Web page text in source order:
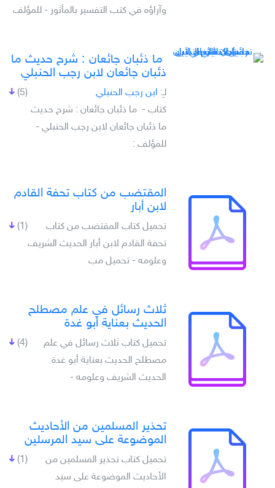
وآراؤه في كتب التفسير بالمأثور - للمؤلف
ما ذئبان جائعان : شرح حديث ما
ذئبان جائعان لابن رجب الحنبلي
(5) لـِ: ابن رجب الحنبلي
كتاب - ما ذئبان جائعان : شرح حديث
ما ذئبان جائعان لابن رجب الحنبلي -
للمؤلف :
المقتضب من كتاب تحفة القادم
لابن أبار
(1)
تحميل كتاب المقتضب من كتاب
تحفة القادم لابن أبار الحديث الشريف
وعلومه - تحميل مب
ثلاث رسائل في علم مصطلح
الحديث بعناية أبو غدة
(4)
تحميل كتاب ثلاث رسائل في علم
مصطلح الحديث بعناية أبو غدة
الحديث الشريف وعلومه -
تحذير المسلمين من الأحاديث
الموضوعة على سيد المرسلين
(1)
تحميل كتاب تحذير المسلمين من
الأحاديث الموضوعة على سيد